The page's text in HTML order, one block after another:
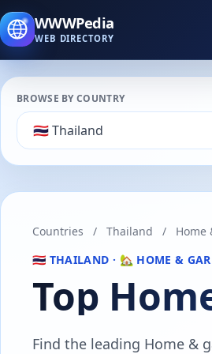
WWWPedia
WEB DIRECTORY
BROWSE BY COUNTRY
Countries / Thailand /
Home
🇹🇭 THAILAND · 🏡 HOME &
Top
Find the leading Home &